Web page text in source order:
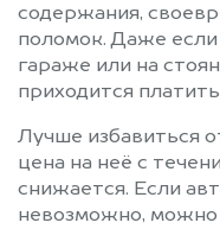
содержания,
поломок. Даже если
гараже или на
приходится
Лучше избавиться
цена на неё с
снижается. Если
невозможно, можно